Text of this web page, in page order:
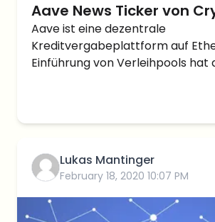
Aave News Ticker von
Aave ist eine dezentrale
Kreditvergabeplattform auf
Einführung von Verleihpools hat
Aave kann jeder Ether als auch
Lukas Mantinger
February 18, 2020 10:07 PM